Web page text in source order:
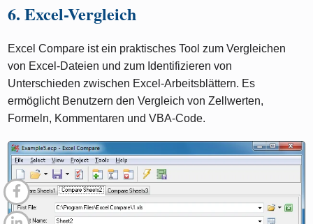
6. Excel-Vergleich
Excel Compare ist ein praktisches Tool zum Vergleichen
von Excel-Dateien und zum Identifizieren von
Unterschieden zwischen Excel-Arbeitsblättern. Es
ermöglicht Benutzern den Vergleich von Zellwerten,
Formeln, Kommentaren und VBA-Code.